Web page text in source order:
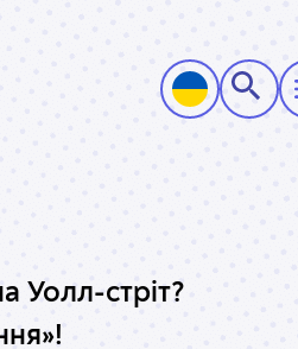
Уолл-стріт?